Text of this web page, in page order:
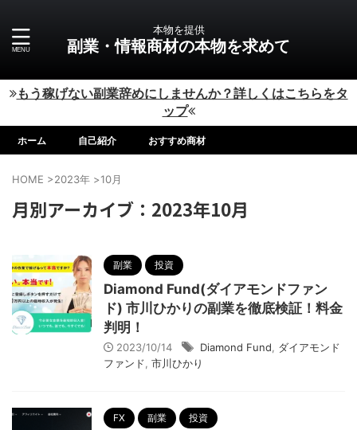
本物を提供
副業・情報商材の本物を求めて
もう稼げない副業辞めにしませんか？詳しくはこちらをタ
ップ
ホーム 自己紹介 おすすめ商材
HOME >2023年 >10月
月別アーカイブ：2023年10月
副業 投資
Diamond Fund(ダイアモンドファン
ド) 市川ひかりの副業を徹底検証！料金
判明！
2023/10/14 Diamond Fund
ダイアモンド
ファンド 市川ひかり
FX 副業 投資